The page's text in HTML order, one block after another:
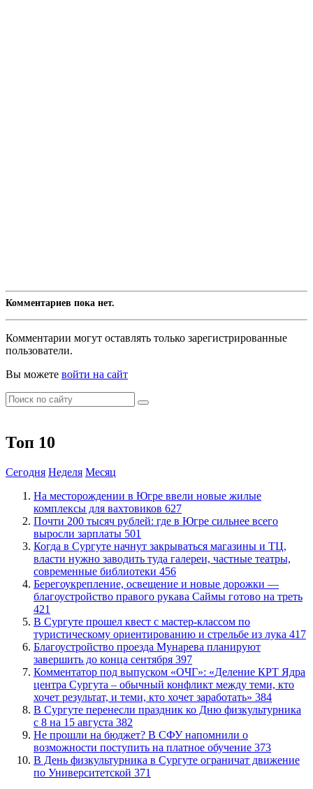
Комментариев пока нет.
Комментарии могут оставлять только зарегистрированные
пользователи.
Вы можете войти на сайт
Топ 10
Сегодня Неделя Месяц
​На месторождении в Югре ввели новые жилые
комплексы для вахтовиков 627
​Почти 200 тысяч рублей: где в Югре сильнее всего
выросли зарплаты 501
​Когда в Сургуте начнут закрываться магазины и ТЦ,
власти нужно заводить туда галереи, частные театры,
современные библиотеки 456
Берегоукрепление, освещение и новые дорожки —
благоустройство правого рукава Саймы готово на треть
421
В Сургуте прошел квест с мастер-классом по
туристическому ориентированию и стрельбе из лука 417
Благоустройство проезда Мунарева планируют
завершить до конца сентября 397
​Комментатор под выпуском «ОЧГ»: «Деление КРТ Ядра
центра Сургута – обычный конфликт между теми, кто
хочет результат, и теми, кто хочет заработать» 384
​В Сургуте перенесли праздник ко Дню физкультурника
с 8 на 15 августа 382
Не прошли на бюджет? В СФУ напомнили о
возможности поступить на платное обучение 373
​В День физкультурника в Сургуте ограничат движение
по Университетской 371